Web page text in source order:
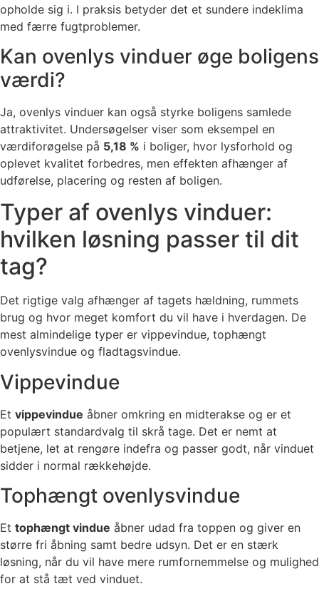
opholde sig i. I praksis betyder det et sundere indeklima
med færre fugtproblemer.
Kan ovenlys vinduer øge boligens
værdi?
Ja, ovenlys vinduer kan også styrke boligens samlede
attraktivitet. Undersøgelser viser som eksempel en
værdiforøgelse på 5,18 % i boliger, hvor lysforhold og
oplevet kvalitet forbedres, men effekten afhænger af
udførelse, placering og resten af boligen.
Typer af ovenlys vinduer:
hvilken løsning passer til dit
tag?
Det rigtige valg afhænger af tagets hældning, rummets
brug og hvor meget komfort du vil have i hverdagen. De
mest almindelige typer er vippevindue, tophængt
ovenlysvindue og fladtagsvindue.
Vippevindue
Et vippevindue åbner omkring en midterakse og er et
populært standardvalg til skrå tage. Det er nemt at
betjene, let at rengøre indefra og passer godt, når vinduet
sidder i normal rækkehøjde.
Tophængt ovenlysvindue
Et tophængt vindue åbner udad fra toppen og giver en
større fri åbning samt bedre udsyn. Det er en stærk
løsning, når du vil have mere rumfornemmelse og mulighed
for at stå tæt ved vinduet.